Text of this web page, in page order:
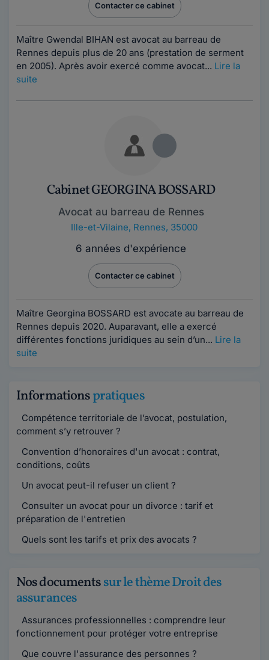
Contacter ce cabinet
Maître Gwendal BIHAN est avocat au barreau de
Rennes depuis plus de 20 ans (prestation de serment
en 2005). Après avoir exercé comme avocat... Lire la
suite
Cabinet GEORGINA BOSSARD
Avocat au barreau de Rennes
Ille-et-Vilaine, Rennes, 35000
6 années d'expérience
Contacter ce cabinet
Maître Georgina BOSSARD est avocate au barreau de
Rennes depuis 2020. Auparavant, elle a exercé
différentes fonctions juridiques au sein d’un... Lire la
suite
Informationspratiques
Compétence territoriale de l’avocat, postulation,
comment s’y retrouver ?
Convention d’honoraires d'un avocat : contrat,
conditions, coûts
Un avocat peut-il refuser un client ?
Consulter un avocat pour un divorce : tarif et
préparation de l'entretien
Quels sont les tarifs et prix des avocats ?
Nos documentssur le thème Droit des
assurances
Assurances professionnelles : comprendre leur
fonctionnement pour protéger votre entreprise
Que couvre l'assurance des personnes ?